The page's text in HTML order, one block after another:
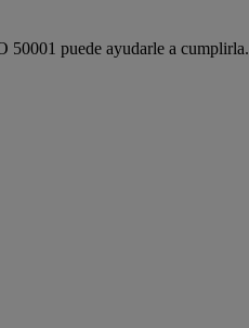
50001 puede ayudarle a cumplirla.